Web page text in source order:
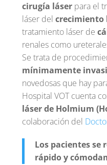
cirugía láserpara el
láser del crecimiento
tratamiento láser de
renales como
Se trata de
mínimamente
novedosas que hay
Hospital VOT cuenta
láser de Holmium
colaboración del
Los pacientes se
rápido y